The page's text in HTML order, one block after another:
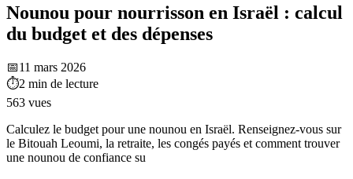
Nounou pour nourrisson en Israël : calcul
du budget et des dépenses
📅11 mars 2026
⏱2 min de lecture
563 vues
Calculez le budget pour une nounou en Israël. Renseignez-vous sur
le Bitouah Leoumi, la retraite, les congés payés et comment trouver
une nounou de confiance su